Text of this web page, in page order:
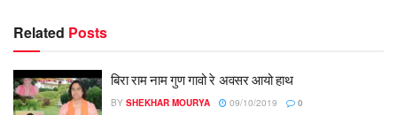
Related Posts
बिरा राम नाम गुण गावो रे अवसर आयो हाथ
BY SHEKHAR MOURYA 09/10/2019 0